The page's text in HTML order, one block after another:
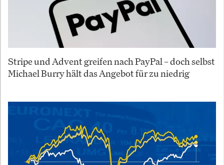
Stripe und Advent greifen nach PayPal – doch selbst
Michael Burry hält das Angebot für zu niedrig